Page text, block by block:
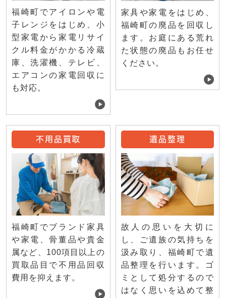
福崎町でアイロンや電
子レンジをはじめ、小
型家電から家電リサイ
クル料金がかかる冷蔵
庫、洗濯機、テレビ、
エアコンの家電回収に
も対応。
家具や家電をはじめ、
福崎町の廃品を回収し
ます。お庭にある荒れ
た状態の廃品もお任せ
ください。
不用品買取
福崎町でブランド家具
や家電、骨董品や貴金
属など、100項目以上の
買取品目で不用品回収
費用を抑えます。
遺品整理
故人の思いを大切に
し、ご遺族の気持ちを
汲み取り、福崎町で遺
品整理を行います。ゴ
ミとして処分するので
はなく思いを込めて整